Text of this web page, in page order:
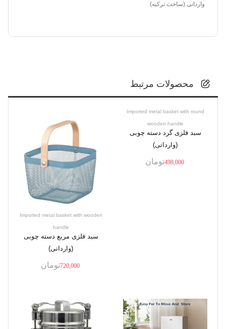
وارداتی (ساخت ترکیه)
محصولات مرتبط
Imported metal basket with round
wooden handle
سبد فلزی گرد دسته چوبی
(وارداتی)
498,000 تومان
Imported metal basket with wooden
handle
سبد فلزی مربع دسته چوبی
(وارداتی)
720,000 تومان